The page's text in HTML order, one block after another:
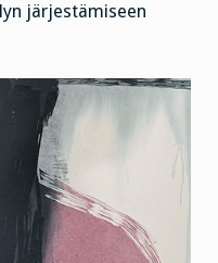
järjestämiseen